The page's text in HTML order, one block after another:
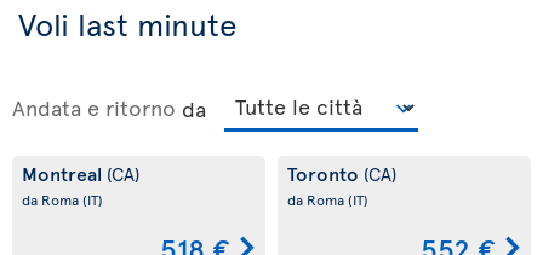
Voli last minute
Andata e ritorno da
Montreal (CA)
da Roma(IT)
Toronto (CA)
da Roma(IT)